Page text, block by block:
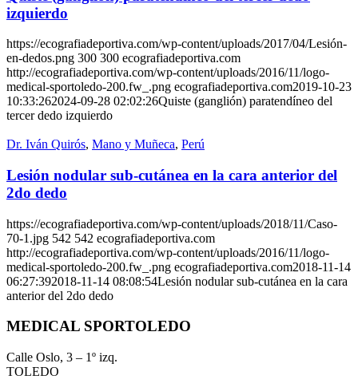
izquierdo
https://ecografiadeportiva.com/wp-content/uploads/2017/04/Lesión-
en-dedos.png 300 300 ecografiadeportiva.com
http://ecografiadeportiva.com/wp-content/uploads/2016/11/logo-
medical-sportoledo-200.fw_.png ecografiadeportiva.com2019-10-23
10:33:262024-09-28 02:02:26Quiste (ganglión) paratendíneo del
tercer dedo izquierdo
Dr. Iván Quirós, Mano y Muñeca, Perú
Lesión nodular sub-cutánea en la cara anterior del
2do dedo
https://ecografiadeportiva.com/wp-content/uploads/2018/11/Caso-
70-1.jpg 542 542 ecografiadeportiva.com
http://ecografiadeportiva.com/wp-content/uploads/2016/11/logo-
medical-sportoledo-200.fw_.png ecografiadeportiva.com2018-11-14
06:27:392018-11-14 08:08:54Lesión nodular sub-cutánea en la cara
anterior del 2do dedo
MEDICAL SPORTOLEDO
Calle Oslo, 3 – 1º izq.
TOLEDO